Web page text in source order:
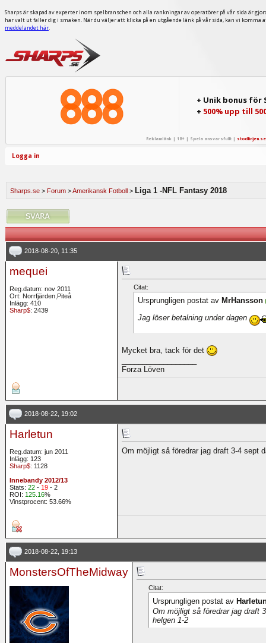
Sharps är skapad av experter inom spelbranschen och alla rankningar av operatörer på vår sida är
har valt ut faller dig i smaken. När du väljer att klicka på en utgående länk på vår sida, kan vi
meddelandet här.
+ Unik bonus för
+ 500% upp till
Reklamlänk | 18+ | Spela ansvarsfullt | stodlinjen.se
Logga in
Sharps.se > Forum >Amerikansk Fotboll > Liga 1 -NFL Fantasy 2018
2018-08-20, 11:35
mequei
Reg.datum: nov 2011
Ort: Norrfjärden,Piteå
Inlägg: 410
Sharp$: 2439
Citat:
Ursprungligen postat av MrHansson
Jag löser betalning under dagen
Mycket bra, tack för det
Forza Löven
2018-08-22, 19:02
Harletun
Reg.datum: jun 2011
Inlägg: 123
Sharp$: 1128
Innebandy 2012/13
Stats: 22 - 19 - 2
ROI: 125.16%
Vinstprocent: 53.66%
Om möjligt så föredrar jag draft 3-4 sept
2018-08-22, 19:13
MonstersOfTheMidway
Citat:
Ursprungligen postat av
Om möjligt så föredrar jag draft
helgen 1-2